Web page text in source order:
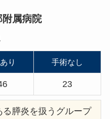
属病院
り 手術なし
23
膵炎を扱うグループ